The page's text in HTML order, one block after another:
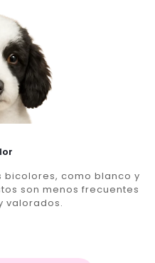
bicolores, como blanco y
son menos frecuentes
valorados.